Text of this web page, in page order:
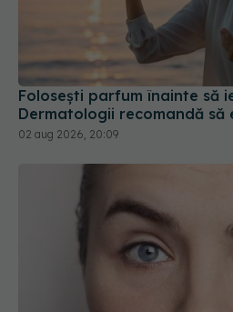
Folosești parfum înainte să
Dermatologii recomandă să
02 aug 2026, 20:09